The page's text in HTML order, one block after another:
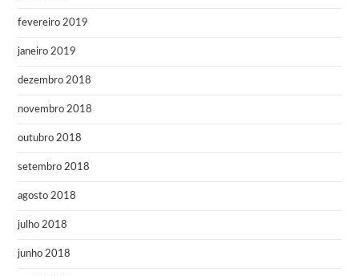
fevereiro 2019
janeiro 2019
dezembro 2018
novembro 2018
outubro 2018
setembro 2018
agosto 2018
julho 2018
junho 2018